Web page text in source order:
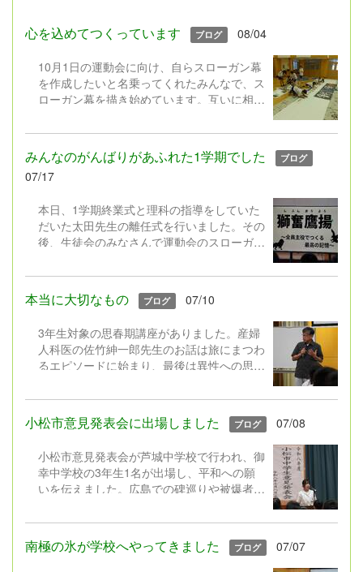
心を込めてつくっています ブログ 08/04
10月1日の運動会に向け、自らスローガン幕
を作成したいと名乗ってくれたみんなで、ス
ローガン幕を描き始めています。互いに相談
いっぱいです。
みんなのがんばりがあふれた1学期でした ブログ
07/17
本日、1学期終業式と理科の指導をしていた
だいた太田先生の離任式を行いました。その
後、生徒会のみなさんで運動会のスローガン
トボトルを振り、団の色が決まるなど趣向を
凝らした演出で、最後までみんなの笑顔やが
んばりにあふれた1学期でした。
団 3年A組、2年B組、1年B組に決まりまし
た！
本当に大切なもの ブログ 07/10
3年生対象の思春期講座がありました。産婦
人科医の佐竹紳一郎先生のお話は旅にまつわ
るエピソードに始まり、最後は異性への思い
切さを学びました。胸にグッとくる内容で、
3年生は最後まで集中して聞いたり話したり
していました。
小松市意見発表会に出場しました ブログ 07/08
小松市意見発表会が芦城中学校で行われ、御
幸中学校の3年生1名が出場し、平和への願
いを伝えました。広島での碑巡りや被爆者の
で説得力がありました。「一人一人の発信が
世界を動かす」「直接つながらなくても平和
について考える人を増やし、つなげていく」
南極の氷が学校へやってきました ブログ 07/07